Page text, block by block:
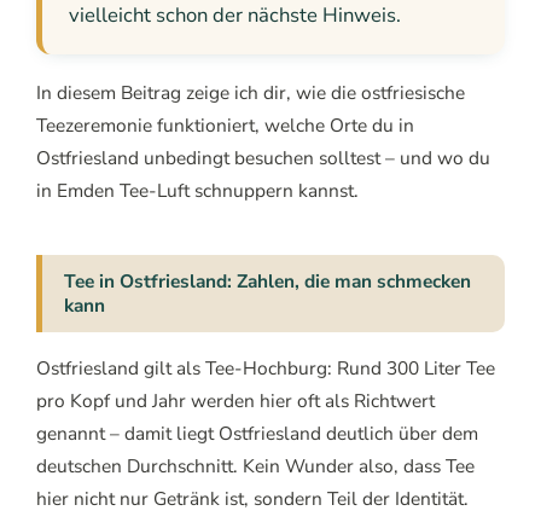
vielleicht schon der nächste Hinweis.
In diesem Beitrag zeige ich dir, wie die ostfriesische
Teezeremonie funktioniert, welche Orte du in
Ostfriesland unbedingt besuchen solltest – und wo du
in Emden Tee-Luft schnuppern kannst.
Tee in Ostfriesland: Zahlen, die man schmecken
kann
Ostfriesland gilt als Tee-Hochburg: Rund 300 Liter Tee
pro Kopf und Jahr werden hier oft als Richtwert
genannt – damit liegt Ostfriesland deutlich über dem
deutschen Durchschnitt. Kein Wunder also, dass Tee
hier nicht nur Getränk ist, sondern Teil der Identität.